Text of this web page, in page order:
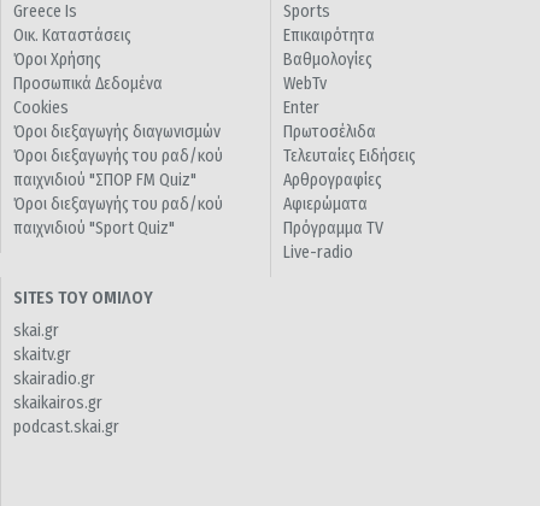
Greece Is
Οικ. Καταστάσεις
Όροι Χρήσης
Προσωπικά Δεδομένα
Cookies
Όροι διεξαγωγής διαγωνισμών
Όροι διεξαγωγής του ραδ/κού
παιχνιδιού "ΣΠΟΡ FM Quiz"
Όροι διεξαγωγής του ραδ/κού
παιχνιδιού "Sport Quiz"
Sports
Επικαιρότητα
Βαθμολογίες
WebTv
Enter
Πρωτοσέλιδα
Τελευταίες Ειδήσεις
Αρθρογραφίες
Αφιερώματα
Πρόγραμμα TV
Live-radio
SITES ΤΟΥ ΟΜΙΛΟΥ
skai.gr
skaitv.gr
skairadio.gr
skaikairos.gr
podcast.skai.gr